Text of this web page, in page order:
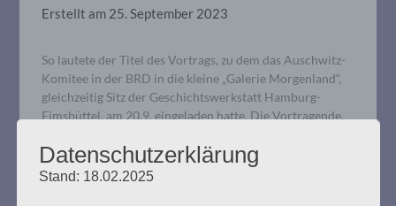
Erstellt am 25. September 2023
So lautete der Titel des Vortrags, zu dem das Auschwitz-
Komitee in der BRD in die kleine „Galerie Morgenland“,
gleichzeitig Sitz der Geschichtswerkstatt Hamburg-
Eimsbüttel, am 20.9. eingeladen hatte. Die Vortragende,
worden, diesen Vortrag zu halten. Die Veranstaltung war
tagespolitisch nicht aufgeladen. Ausgangspunkt ihrer
Datenschutzerklärung
Stand: 18.02.2025